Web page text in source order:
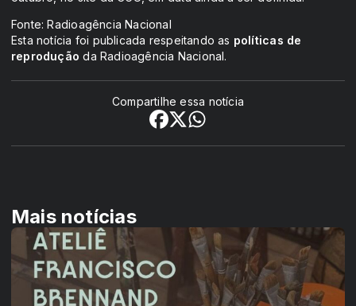
Fonte: Radioagência Nacional
Esta notícia foi publicada respeitando as políticas de
reprodução da Radioagência Nacional.
Compartilhe essa notícia
Mais notícias